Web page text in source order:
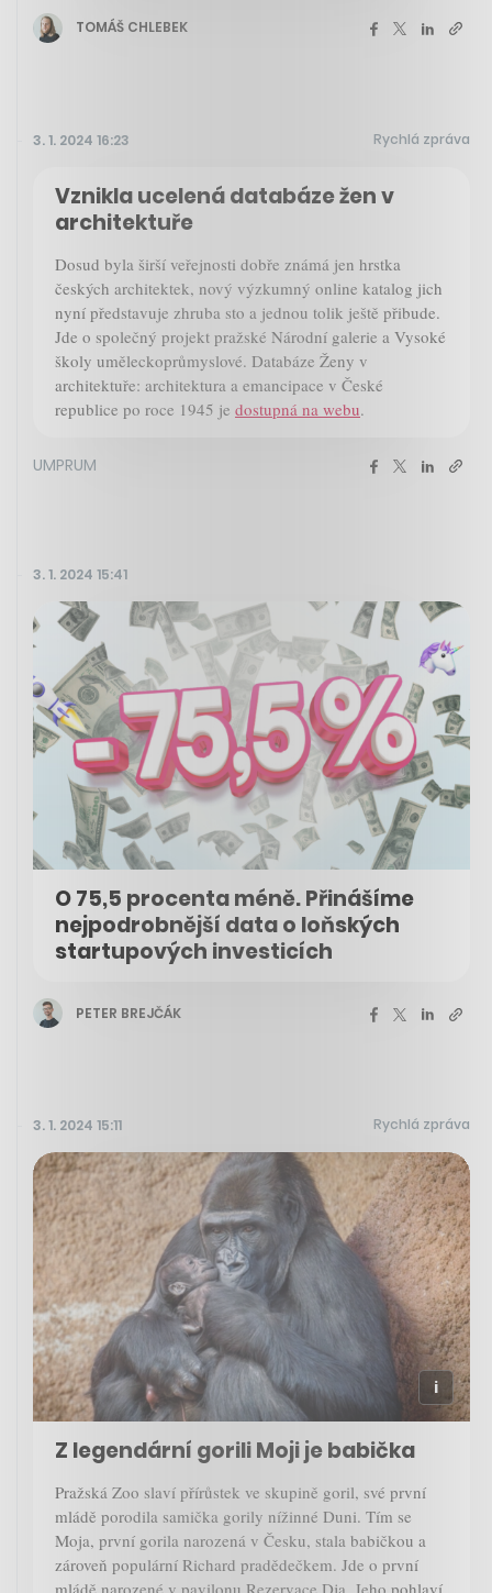
TOMÁŠ CHLEBEK
3. 1. 2024 16:23 Rychlá zpráva
Vznikla ucelená databáze žen v
architektuře
Dosud byla širší veřejnosti dobře známá jen hrstka
českých architektek, nový výzkumný online katalog jich
nyní představuje zhruba sto a jednou tolik ještě přibude.
Jde o společný projekt pražské Národní galerie a Vysoké
školy uměleckoprůmyslové. Databáze Ženy v
architektuře: architektura a emancipace v České
republice po roce 1945 je dostupná na webu.
UMPRUM
3. 1. 2024 15:41
O 75,5 procenta méně. Přinášíme
nejpodrobnější data o loňských
startupových investicích
PETER BREJČÁK
3. 1. 2024 15:11 Rychlá zpráva
Z legendární gorili Moji je babička
Pražská Zoo slaví přírůstek ve skupině goril, své první
mládě porodila samička gorily nížinné Duni. Tím se
Moja, první gorila narozená v Česku, stala babičkou a
zároveň populární Richard pradědečkem. Jde o první
mládě narozené v pavilonu Rezervace Dja. Jeho pohlaví